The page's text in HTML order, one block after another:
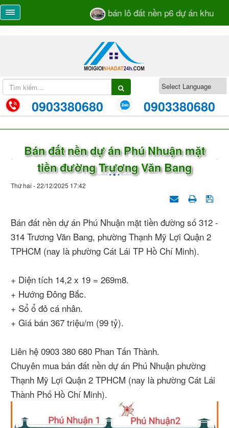
bán lô đất nền p6 dự án khu dân
0903380680 0903380680
Bán đất nền dự án Phú Nhuận mặt
tiền đường Trương Văn Bang
Thứ hai - 22/12/2025 17:42
Bán đất nền dự án Phú Nhuận mặt tiền đường số 312 -
314 Trương Văn Bang, phường Thạnh Mỹ Lợi Quận 2
TPHCM (nay là phường Cát Lái TP Hồ Chí Minh).
+ Diện tích 14,2 x 19 = 269m8.
+ Hướng Đông Bắc.
+ Sổ ổ đỏ cá nhân.
+ Giá bán 367 triệu/m (99 tỷ).
Liên hệ 0903 380 680 Phan Tấn Thành.
Chuyên mua bán đất nền dự án Phú Nhuận phường
Thạnh Mỹ Lợi Quận 2 TPHCM (nay là phường Cát Lái
Thành Phố Hồ Chí Minh).